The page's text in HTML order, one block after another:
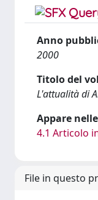
Anno
2000
Titolo del
L'attualità di
Appare
4.1 Articolo
File in questo